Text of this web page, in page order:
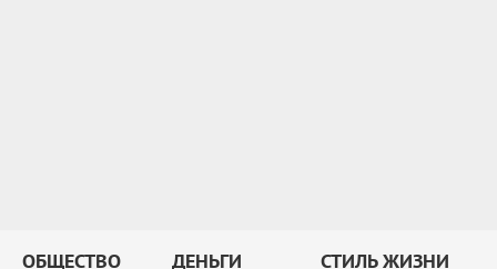
ОБЩЕСТВО ДЕНЬГИ СТИЛЬ ЖИЗНИ